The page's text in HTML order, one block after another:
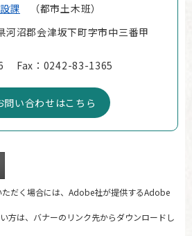
課
都市土木班
沼郡会津坂下町字市中三番甲
Fax：0242-83-1365
問い合わせはこちら
だく場合には、Adobe社が提供するAdobe
方は、バナーのリンク先からダウンロードし